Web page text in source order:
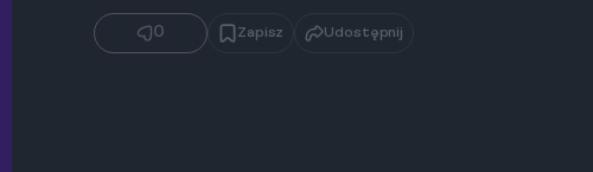
0 Zapisz Udostępnij